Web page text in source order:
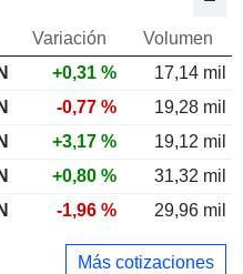
Variación
Volumen
+0,31 %
17,14 mil
-0,77 %
19,28 mil
+3,17 %
19,12 mil
+0,80 %
31,32 mil
-1,96 % 29,96 mil
Más cotizaciones